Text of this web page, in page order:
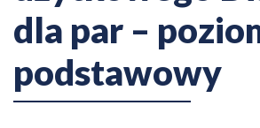
dla par –
podstawowy